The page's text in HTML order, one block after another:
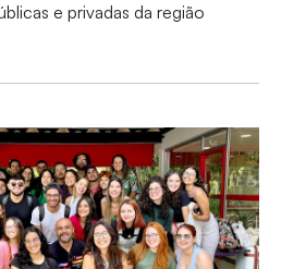
e privadas da região